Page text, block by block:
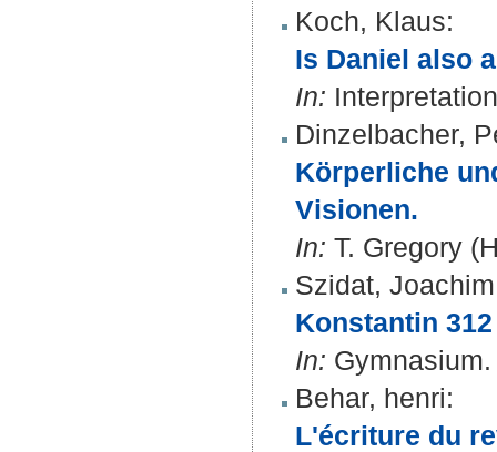
Koch, Klaus:
Is Daniel also
In:
Dinzelbacher,
Körperliche
Visionen.
In: T. Gregory
Szidat, Joachim
Konstantin
In:
Behar, henri:
L'écriture du